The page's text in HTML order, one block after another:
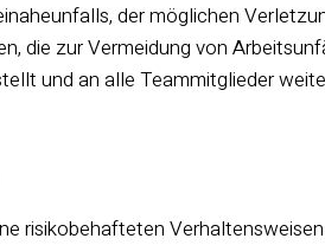
der möglichen
die zur Vermeidung von
und an alle Teammitglieder
risikobehafteten